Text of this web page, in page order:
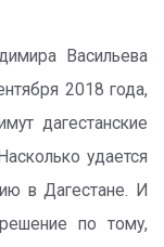
Васильева
2018 года,
дагестанские
удается
в Дагестане. И
по тому,